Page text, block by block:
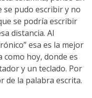
se pudo escribir y no
se podría escribir
distancia. Al
esa es la mejor
hoy, donde es
y un teclado. Por
de la palabra escrita.